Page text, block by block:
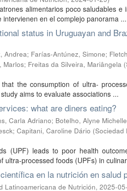
alimentarios poco saludables
en el complejo panorama ...
status in Uruguayan and
Andrea; Farías-Antúnez, Simone;
Marlos; Freitas da Silveira, Mariângela (
the consumption of ultra-
aims to evaluate associations ...
what are diners eating?
Carla Adriano; Botelho, Alyne Michelle
; Capitani, Caroline Dário (Sociedad
(UPF) leads to poor health
ultra-processed foods (UPFs) in
en la nutrición en salud
Latinoamericana de Nutrición, 2025-